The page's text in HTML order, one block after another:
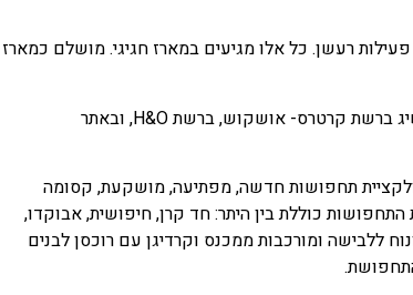
רעשן. כל אלו מגיעים במארז חגיגי. מושלם כמארז
להשיג ברשת קרטרס- אושקוש, ברשת H&O, ובאתר
תחפושות חדשה, מפתיעה, מושקעת, קסומה
עד שנתיים. קולקציית התחפושות כוללת בין היתר: חד קרן, חיפושית, אבוקדו,
ללבישה ומורכבות ממכנס וקרדיגן עם רוכסן לבנים